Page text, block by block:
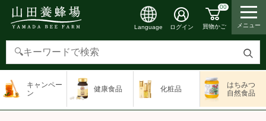
検
す
Language ログイン
00
買物かご メニュー
キャンペー
ン
健康食品 化粧品
はちみつ
自然食品